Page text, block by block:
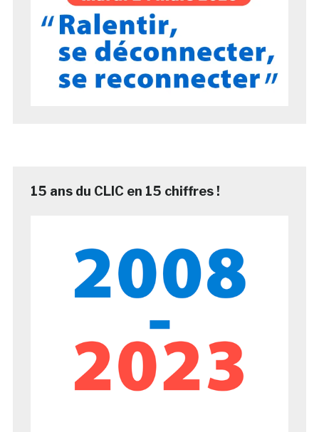
15 ans du CLIC en 15 chiffres !